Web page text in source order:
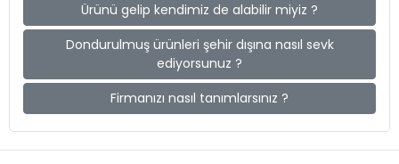
Ürünü gelip kendimiz de alabilir miyiz ?
Dondurulmuş ürünleri şehir dışına nasıl sevk
ediyorsunuz ?
Firmanızı nasıl tanımlarsınız ?